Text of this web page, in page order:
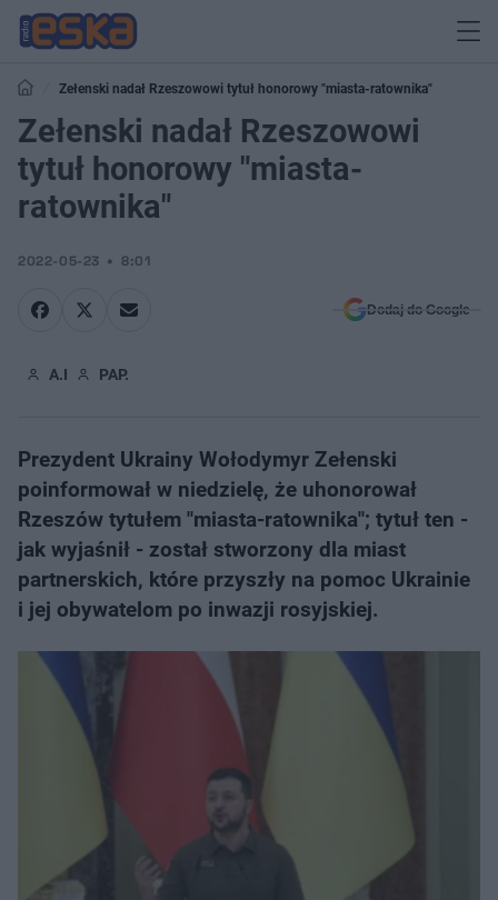
Zełenski nadał Rzeszowowi tytuł honorowy "miasta-ratownika"
Zełenski nadał Rzeszowowi
tytuł honorowy "miasta-
ratownika"
2022-05-23 8:01
Dodaj do Google
A.I PAP.
Prezydent Ukrainy Wołodymyr Zełenski
poinformował w niedzielę, że uhonorował
Rzeszów tytułem "miasta-ratownika"; tytuł ten -
jak wyjaśnił - został stworzony dla miast
partnerskich, które przyszły na pomoc Ukrainie
i jej obywatelom po inwazji rosyjskiej.